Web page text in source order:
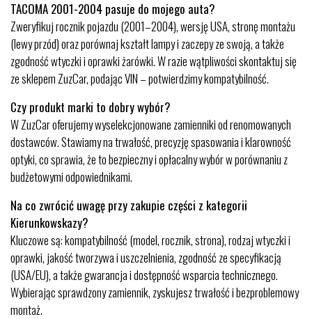
TACOMA 2001-2004 pasuje do mojego auta?
Zweryfikuj rocznik pojazdu (2001–2004), wersję USA, stronę montażu
(lewy przód) oraz porównaj kształt lampy i zaczepy ze swoją, a także
zgodność wtyczki i oprawki żarówki. W razie wątpliwości skontaktuj się
ze sklepem ZuzCar, podając VIN – potwierdzimy kompatybilność.
Czy produkt marki to dobry wybór?
W ZuzCar oferujemy wyselekcjonowane zamienniki od renomowanych
dostawców. Stawiamy na trwałość, precyzję spasowania i klarowność
optyki, co sprawia, że to bezpieczny i opłacalny wybór w porównaniu z
budżetowymi odpowiednikami.
Na co zwrócić uwagę przy zakupie części z kategorii
Kierunkowskazy?
Kluczowe są: kompatybilność (model, rocznik, strona), rodzaj wtyczki i
oprawki, jakość tworzywa i uszczelnienia, zgodność ze specyfikacją
(USA/EU), a także gwarancja i dostępność wsparcia technicznego.
Wybierając sprawdzony zamiennik, zyskujesz trwałość i bezproblemowy
montaż.